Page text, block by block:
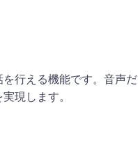
行える機能です。音声だ
現します。